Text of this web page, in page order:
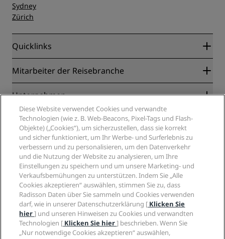
Sydney
Zürich
Quicklinks
Radisson Rewards
Blog
Neue und aufstrebende Hotels
Radisson Hotels APP
„Sports Approved“-Hotels
Familienfreundliche Hotels
Gesundheit & Sicherheit
Mitarbeiter der Reisebranche
Partner
Reisebüros
Unternehmen
Radisson Hotel Group
Medien
Karriere RHG
Karriere PPHE
Karrieren EHL
The Club by RHG
Entwicklungsmöglichkeiten
Responsible Business – Unser Engagement
Einkauf
Rechtliches
Privacy Centre
Rechtliche Hinweise
Radisson Rewards Geschäftsbedingungen
Website-Nutzungsvereinbarung
Digitale Barrierefreiheit
Moderne Sklaverei – Erklärung
Hilfe
Verbrauchermeldungen
Kontakt
FAQ
Inhaltsübersicht
Soziale Medien
Marken von Radisson Hotels
Diese Website verwendet Cookies und verwandte
Technologien (wie z. B. Web-Beacons, Pixel-Tags und Flash-
Objekte) („Cookies“), um sicherzustellen, dass sie korrekt
und sicher funktioniert, um Ihr Werbe- und Surferlebnis zu
verbessern und zu personalisieren, um den Datenverkehr
und die Nutzung der Website zu analysieren, um Ihre
Einstellungen zu speichern und um unsere Marketing- und
Verkaufsbemühungen zu unterstützen. Indem Sie „Alle
Cookies akzeptieren“ auswählen, stimmen Sie zu, dass
Radisson Daten über Sie sammeln und Cookies verwenden
darf, wie in unserer Datenschutzerklärung [ Klicken Sie
hier] und unseren Hinweisen zu Cookies und verwandten
Technologien [ Klicken Sie hier] beschrieben. Wenn Sie
„Nur notwendige Cookies akzeptieren“ auswählen,